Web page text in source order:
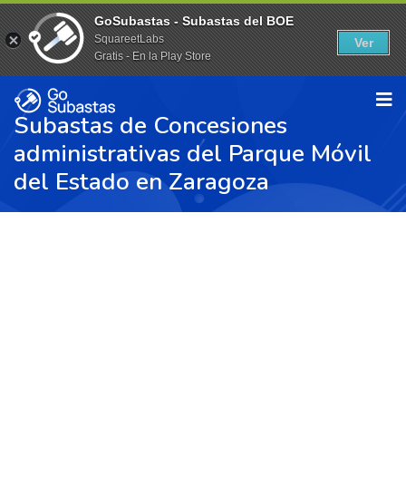
Subastas de Concesiones
administrativas del Parque Móvil
del Estado en Zaragoza
GoSubastas - Subastas del BOE
SquareetLabs
Gratis - En la Play Store
Ver